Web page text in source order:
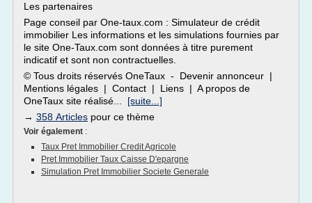
Les partenaires
Page conseil par One-taux.com : Simulateur de crédit
immobilier Les informations et les simulations fournies par
le site One-Taux.com sont données à titre purement
indicatif et sont non contractuelles.
© Tous droits réservés OneTaux - Devenir annonceur |
Mentions légales | Contact | Liens | A propos de
OneTaux site réalisé... [suite...]
→ 358 Articles pour ce thème
Voir également :
Taux Pret Immobilier Credit Agricole
Pret Immobilier Taux Caisse D'epargne
Simulation Pret Immobilier Societe Generale